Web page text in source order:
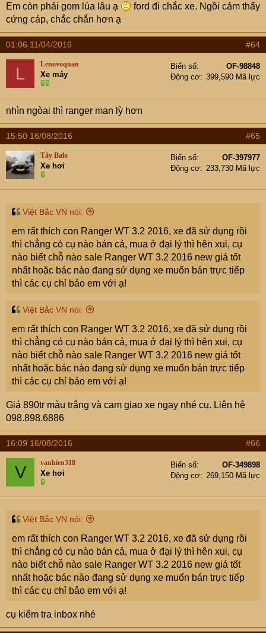
Em còn phải gom lúa lâu ạ
ford đi chắc xe. Ngồi cảm thấy
cứng cáp, chắc chắn hơn ạ
01:06 11/04/2016 #64
L Lenovoquan
Xe máy
Biển số
OF-98848
Động cơ
399,590 Mã lực
nhìn ngòai thì ranger man lỳ hơn
15:50 16/08/2016 #65
Tây Balo
Xe hơi
Biển số
OF-397977
Động cơ
233,730 Mã lực
Việt Bắc VN nói:
em rất thích con Ranger WT 3.2 2016, xe đã sử dụng rồi
thì chẳng có cụ nào bán cả, mua ở đại lý thì hên xui, cụ
nào biết chỗ nào sale Ranger WT 3.2 2016 new giá tốt
nhất hoặc bác nào đang sử dụng xe muốn bán trực tiếp
thì các cụ chỉ bảo em với ạ!
Việt Bắc VN nói:
em rất thích con Ranger WT 3.2 2016, xe đã sử dụng rồi
thì chẳng có cụ nào bán cả, mua ở đại lý thì hên xui, cụ
nào biết chỗ nào sale Ranger WT 3.2 2016 new giá tốt
nhất hoặc bác nào đang sử dụng xe muốn bán trực tiếp
thì các cụ chỉ bảo em với ạ!
Giá 890tr màu trắng và cam giao xe ngay nhé cụ. Liên hệ
098.898.6886
16:09 16/08/2016 #66
V vanhien318
Xe hơi
Biển số
OF-349898
Động cơ
269,150 Mã lực
Việt Bắc VN nói:
em rất thích con Ranger WT 3.2 2016, xe đã sử dụng rồi
thì chẳng có cụ nào bán cả, mua ở đại lý thì hên xui, cụ
nào biết chỗ nào sale Ranger WT 3.2 2016 new giá tốt
nhất hoặc bác nào đang sử dụng xe muốn bán trực tiếp
thì các cụ chỉ bảo em với ạ!
cụ kiểm tra inbox nhé